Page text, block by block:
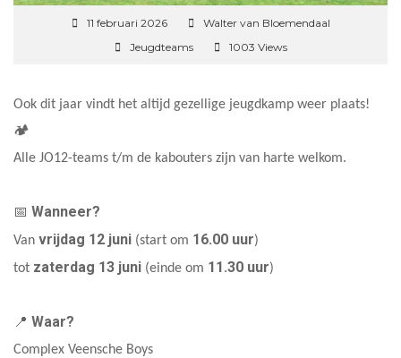
11 februari 2026
Walter van Bloemendaal
Jeugdteams
1003 Views
Ook dit jaar vindt het altijd gezellige jeugdkamp weer plaats!
🏕️
Alle JO12-teams t/m de kabouters zijn van harte welkom.
📅 Wanneer?
Van vrijdag 12 juni (start om 16.00 uur)
tot zaterdag 13 juni (einde om 11.30 uur)
📍 Waar?
Complex Veensche Boys